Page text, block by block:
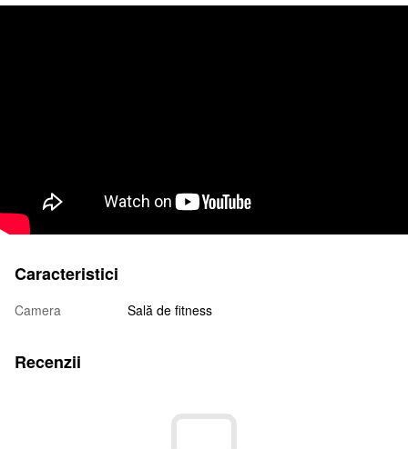
Caracteristici
Camera Sală de fitness
Recenzii